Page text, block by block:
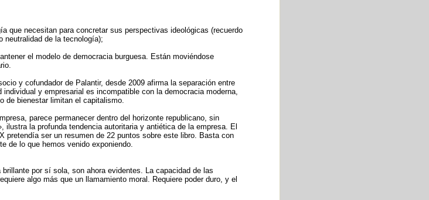
que necesitan para concretar sus perspectivas ideológicas (recuerdo
neutralidad de la tecnología);
el modelo de democracia burguesa. Están moviéndose
y cofundador de Palantir, desde 2009 afirma la separación entre
y empresarial es incompatible con la democracia moderna,
de bienestar limitan el capitalismo.
parece permanecer dentro del horizonte republicano, sin
ilustra la profunda tendencia autoritaria y antiética de la empresa. El
pretendía ser un resumen de 22 puntos sobre este libro. Basta con
de lo que hemos venido exponiendo.
por sí sola, son ahora evidentes. La capacidad de las
algo más que un llamamiento moral. Requiere poder duro, y el